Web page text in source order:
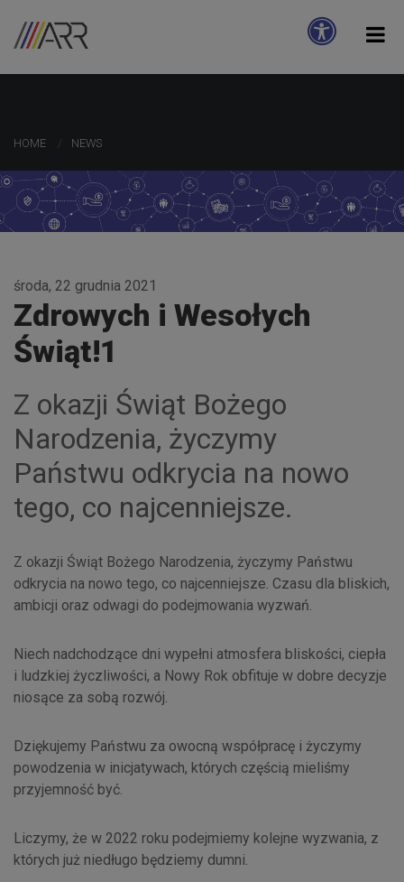
HOME NEWS
środa, 22 grudnia 2021
Zdrowych i Wesołych
Świąt!1
Z okazji Świąt Bożego
Narodzenia, życzymy
Państwu odkrycia na nowo
tego, co najcenniejsze.
Z okazji Świąt Bożego Narodzenia, życzymy Państwu
odkrycia na nowo tego, co najcenniejsze. Czasu dla bliskich,
ambicji oraz odwagi do podejmowania wyzwań.
Niech nadchodzące dni wypełni atmosfera bliskości, ciepła
i ludzkiej życzliwości, a Nowy Rok obfituje w dobre decyzje
niosące za sobą rozwój.
Dziękujemy Państwu za owocną współpracę i życzymy
powodzenia w inicjatywach, których częścią mieliśmy
przyjemność być.
Liczymy, że w 2022 roku podejmiemy kolejne wyzwania, z
których już niedługo będziemy dumni.